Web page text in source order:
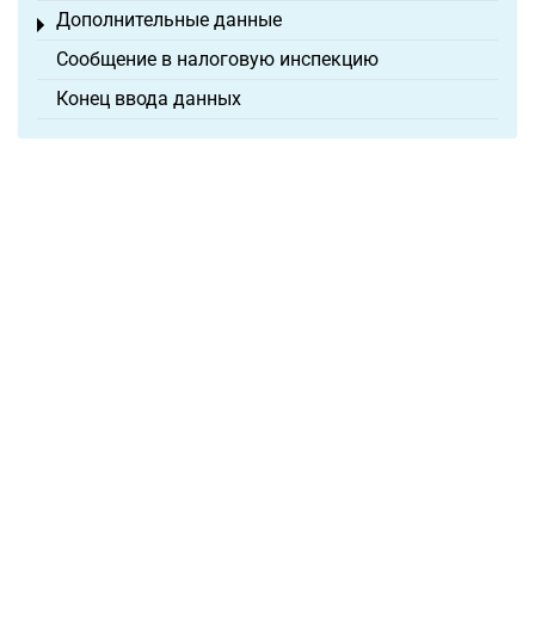
Дополнительные данные
Toggle menu
Сообщение в налоговую инспекцию
Конец ввода данных